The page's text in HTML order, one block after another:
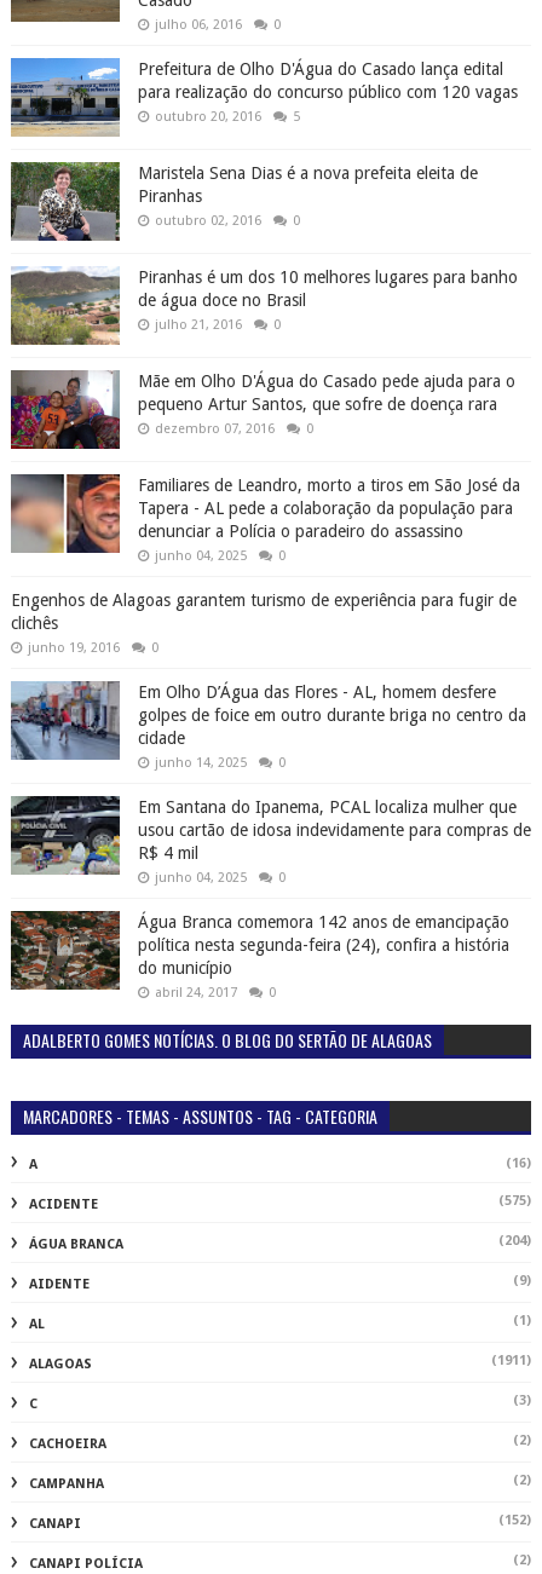
julho 06, 2016 0
Prefeitura de Olho D'Água do Casado lança edital
para realização do concurso público com 120 vagas
outubro 20, 2016 5
Maristela Sena Dias é a nova prefeita eleita de
Piranhas
outubro 02, 2016 0
Piranhas é um dos 10 melhores lugares para banho
de água doce no Brasil
julho 21, 2016 0
Mãe em Olho D'Água do Casado pede ajuda para o
pequeno Artur Santos, que sofre de doença rara
dezembro 07, 2016 0
Familiares de Leandro, morto a tiros em São José da
Tapera - AL pede a colaboração da população para
denunciar a Polícia o paradeiro do assassino
junho 04, 2025 0
Engenhos de Alagoas garantem turismo de experiência para fugir de
clichês
junho 19, 2016 0
Em Olho D’Água das Flores - AL, homem desfere
golpes de foice em outro durante briga no centro da
cidade
junho 14, 2025 0
Em Santana do Ipanema, PCAL localiza mulher que
usou cartão de idosa indevidamente para compras de
R$ 4 mil
junho 04, 2025 0
Água Branca comemora 142 anos de emancipação
política nesta segunda-feira (24), confira a história
do município
abril 24, 2017 0
ADALBERTO GOMES NOTÍCIAS. O BLOG DO SERTÃO DE ALAGOAS
MARCADORES - TEMAS - ASSUNTOS - TAG - CATEGORIA
A (16)
ACIDENTE (575)
ÁGUA BRANCA (204)
AIDENTE (9)
AL (1)
ALAGOAS (1911)
C (3)
CACHOEIRA (2)
CAMPANHA (2)
CANAPI (152)
CANAPI POLÍCIA (2)